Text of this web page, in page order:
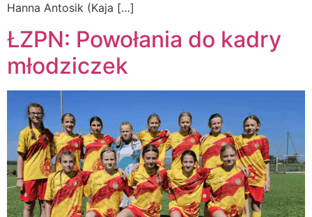
Hanna Antosik (Kaja […]
ŁZPN: Powołania do kadry
młodziczek